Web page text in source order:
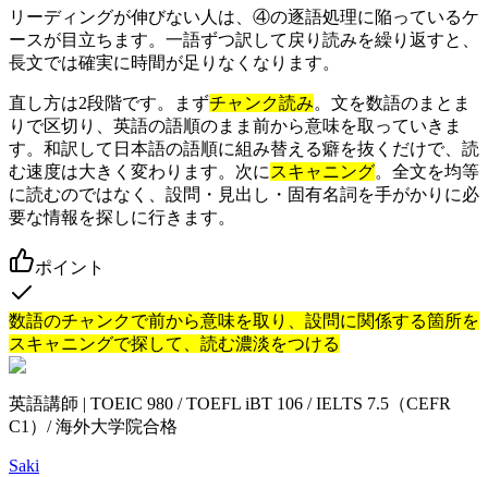
リーディングが伸びない人は、④の逐語処理に陥っているケ
ースが目立ちます。一語ずつ訳して戻り読みを繰り返すと、
長文では確実に時間が足りなくなります。
直し方は2段階です。まずチャンク読み。文を数語のまとま
りで区切り、英語の語順のまま前から意味を取っていきま
す。和訳して日本語の語順に組み替える癖を抜くだけで、読
む速度は大きく変わります。次に スキャニング。全文を均等
に読むのではなく、設問・見出し・固有名詞を手がかりに必
要な情報を探しに行きます。
ポイント
数語のチャンクで前から意味を取り、設問に関係する箇所を
スキャニングで探して、読む濃淡をつける
英語講師 | TOEIC 980 / TOEFL iBT 106 / IELTS 7.5（CEFR
C1）/ 海外大学院合格
Saki